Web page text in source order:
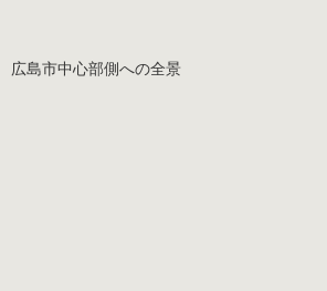
広島市中心部側への全景